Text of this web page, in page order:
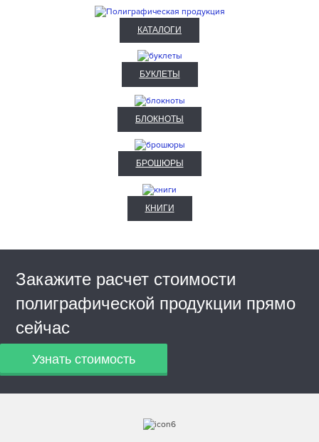
КАТАЛОГИ
БУКЛЕТЫ
БЛОКНОТЫ
БРОШЮРЫ
КНИГИ
Закажите расчет стоимости
полиграфической продукции прямо
сейчас
Узнать стоимость